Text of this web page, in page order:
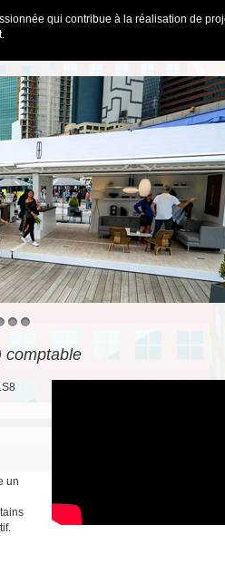
qui contribue à la réalisation de
comptable
un